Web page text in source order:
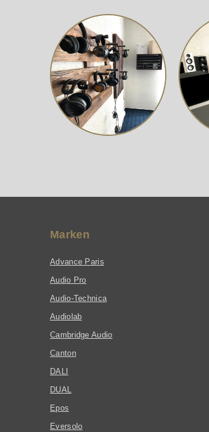
Marken
Advance Paris
Audio Pro
Audio-Technica
Audiolab
Cambridge Audio
Canton
DALI
DUAL
Epos
Eversolo